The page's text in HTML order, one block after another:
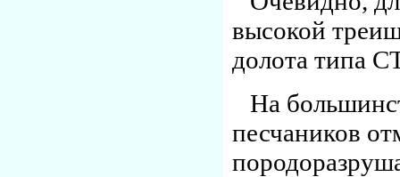
высокой
долота типа
На
песчаников